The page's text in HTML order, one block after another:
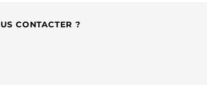
CONTACTER ?